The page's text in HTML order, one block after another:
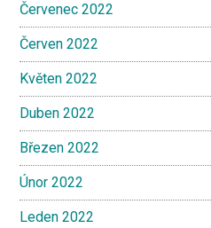
Červenec 2022
Červen 2022
Květen 2022
Duben 2022
Březen 2022
Únor 2022
Leden 2022